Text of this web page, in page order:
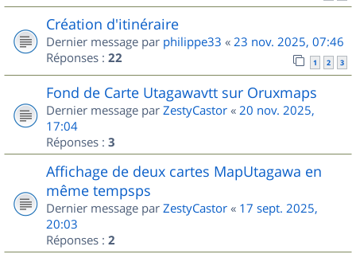
Création d'itinéraire
Dernier message par philippe33 « 23 nov. 2025, 07:46
Réponses : 22 1 2 3
Fond de Carte Utagawavtt sur Oruxmaps
Dernier message par ZestyCastor « 20 nov. 2025,
17:04
Réponses : 3
Affichage de deux cartes MapUtagawa en
même tempsps
Dernier message par ZestyCastor « 17 sept. 2025,
20:03
Réponses : 2